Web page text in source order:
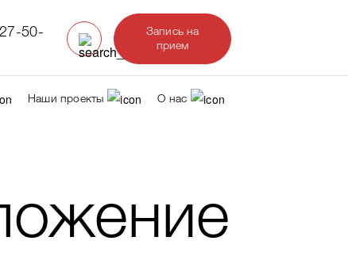
50-
Запись на
прием
Наши проекты О нас